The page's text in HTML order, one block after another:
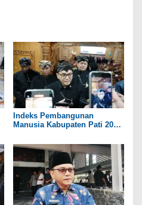
Indeks Pembangunan
Manusia Kabupaten Pati 2025